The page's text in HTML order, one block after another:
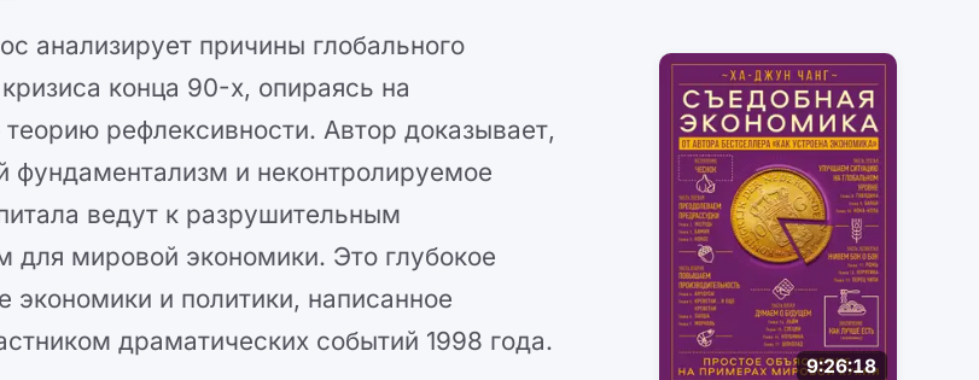
анализирует причины глобального
конца 90-х, опираясь на
рефлексивности. Автор доказывает,
фундаментализм и неконтролируемое
ведут к разрушительным
для мировой экономики. Это глубокое
экономики и политики, написанное
драматических событий 1998 года.
9:26:18